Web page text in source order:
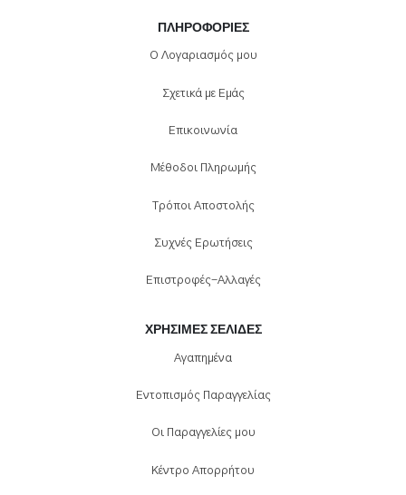
ΠΛΗΡΟΦΟΡΊΕΣ
Ο Λογαριασμός μου
Σχετικά με Εμάς
Επικοινωνία
Μέθοδοι Πληρωμής
Τρόποι Αποστολής
Συχνές Ερωτήσεις
Επιστροφές-Αλλαγές
ΧΡΉΣΙΜΕΣ ΣΕΛΊΔΕΣ
Αγαπημένα
Εντοπισμός Παραγγελίας
Οι Παραγγελίες μου
Κέντρο Απορρήτου